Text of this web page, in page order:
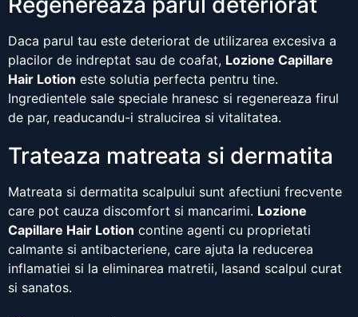
Daca parul tau este deteriorat de utilizarea excesiva a
placilor de indreptat sau de coafat, Lozione Capillare
Hair Lotion este solutia perfecta pentru tine.
Ingredientele sale speciale hranesc si regenereaza firul
de par, readucandu-i stralucirea si vitalitatea.
Trateaza matreata si dermatita
Matreata si dermatita scalpului sunt afectiuni frecvente
care pot cauza discomfort si mancarimi. Lozione
Capillare Hair Lotion contine agenti cu proprietati
calmante si antibacteriene, care ajuta la reducerea
inflamatiei si la eliminarea matretii, lasand scalpul curat
si sanatos.